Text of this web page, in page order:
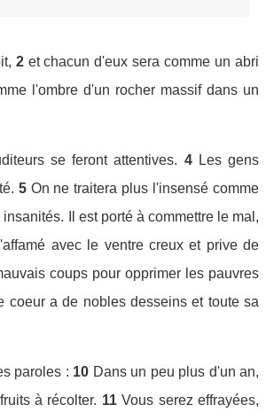
2 et chacun d'eux sera comme un abri
l'ombre d'un rocher massif dans un
se feront attentives. 4
Les gens
5 On ne traitera plus l'insensé comme
Il est porté à commettre le mal,
avec le ventre creux et prive de
coups pour opprimer les pauvres
coeur a de nobles desseins et toute sa
paroles : 10 Dans un peu plus d'un an,
à récolter. 11 Vous serez effrayées,